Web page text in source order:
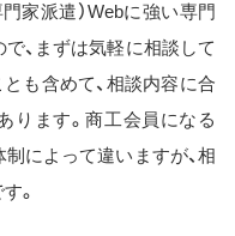
家派遣）Webに強い専門
、まずは気軽に相談して
も含めて、相談内容に合
ります。商工会員になる
によって違いますが、相
。